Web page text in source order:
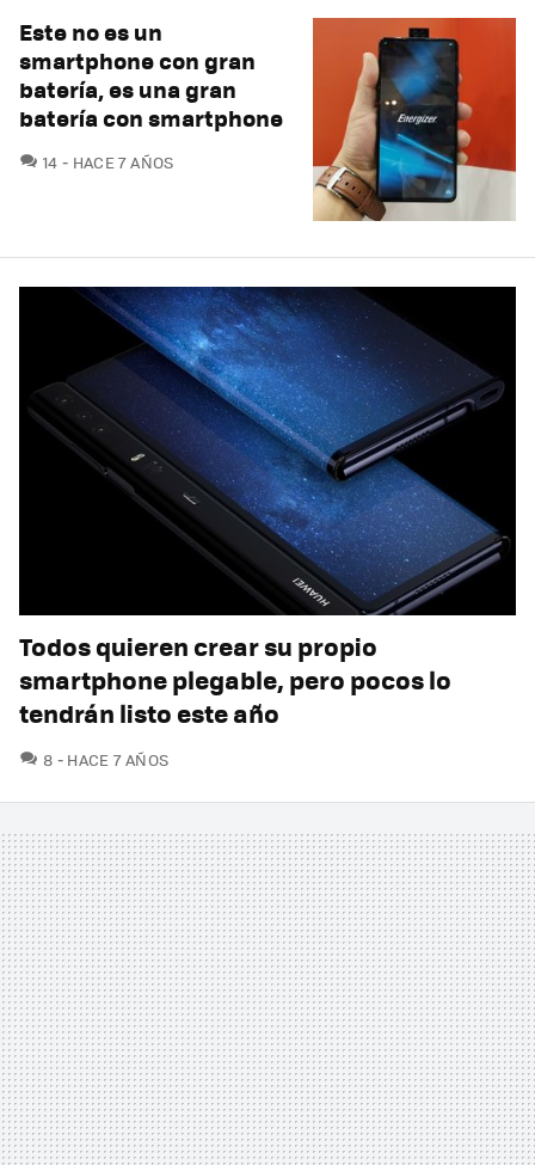
Este no es un
smartphone con gran
batería, es una gran
batería con smartphone
14 COMENTARIOS
HACE 7 AÑOS
Todos quieren crear su propio
smartphone plegable, pero pocos lo
tendrán listo este año
8 COMENTARIOS
HACE 7 AÑOS